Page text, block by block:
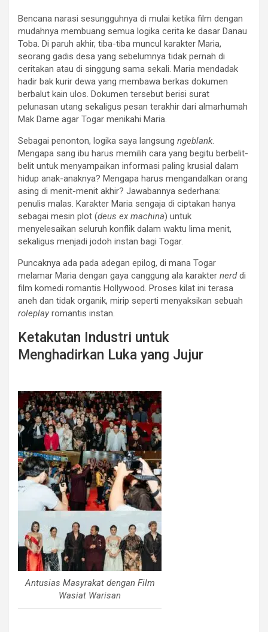
Bencana narasi sesungguhnya di mulai ketika film dengan
mudahnya membuang semua logika cerita ke dasar Danau
Toba. Di paruh akhir, tiba-tiba muncul karakter Maria,
seorang gadis desa yang sebelumnya tidak pernah di
ceritakan atau di singgung sama sekali. Maria mendadak
hadir bak kurir dewa yang membawa berkas dokumen
berbalut kain ulos. Dokumen tersebut berisi surat
pelunasan utang sekaligus pesan terakhir dari almarhumah
Mak Dame agar Togar menikahi Maria.
Sebagai penonton, logika saya langsung ngeblank.
Mengapa sang ibu harus memilih cara yang begitu berbelit-
belit untuk menyampaikan informasi paling krusial dalam
hidup anak-anaknya? Mengapa harus mengandalkan orang
asing di menit-menit akhir? Jawabannya sederhana:
penulis malas. Karakter Maria sengaja di ciptakan hanya
sebagai mesin plot (deus ex machina) untuk
menyelesaikan seluruh konflik dalam waktu lima menit,
sekaligus menjadi jodoh instan bagi Togar.
Puncaknya ada pada adegan epilog, di mana Togar
melamar Maria dengan gaya canggung ala karakter nerddi
film komedi romantis Hollywood. Proses kilat ini terasa
aneh dan tidak organik, mirip seperti menyaksikan sebuah
roleplay romantis instan.
Ketakutan Industri untuk
Menghadirkan Luka yang Jujur
Antusias Masyrakat dengan Film
Wasiat Warisan